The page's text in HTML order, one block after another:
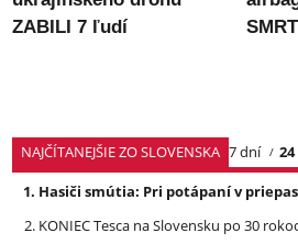
ZABILI 7 ľudí
NAJČÍTANEJŠIE ZO SLOVENSKA 7 dní
Hasiči smútia: Pri potápaní v
KONIEC Tesca na Slovensku po 30